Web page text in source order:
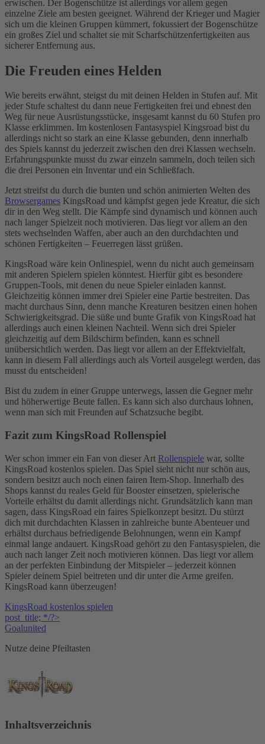
erwischen. Der Bogenschütze ist allerdings vor allem gegen
einzelne Ziele am besten geeignet. Während der Krieger und Magier
sich um die kleinen Gruppen kümmert, fokussiert der Bogenschütze
ein großes Ziel und schaltet sie mit Scharfschützenfertigkeiten aus
sicherer Entfernung aus.
Die Freuden eines Helden
Wie bereits erwähnt, steigst du mit deinen Helden in Stufen auf. Mit
jeder Stufe schaltest du dann neue Fertigkeiten frei und ebnest den
Weg für neue Ausrüstungsstücke, insgesamt kannst du 60 Stufen pro
Klasse erklimmen. Im kostenlosen Fantasyspiel Kingsroad bist du
allerdings nicht so stark an eine Klasse gebunden, denn innerhalb
des Spiels kannst du jederzeit zwischen den drei Klassen wechseln.
Erfahrungspunkte musst du zwar einzeln sammeln, doch teilen sich
die drei Personen ein Inventar und ein Schließfach.
Jetzt streifst du durch die bunten und schön animierten Welten des
Browsergames KingsRoad und kämpfst gegen jede Kreatur, die sich
dir in den Weg stellt. Die Kämpfe sind dynamisch und können auch
nach langer Spielzeit noch motivieren. Das liegt vor allem an den
stets wechselnden Waffen, aber auch an den durchdachten und
schönen Fertigkeiten – Feuerregen lässt grüßen.
KingsRoad wäre kein Onlinespiel, wenn du nicht auch gemeinsam
mit anderen Spielern spielen könntest. Hierfür gibt es besondere
Gruppen-Tools, mit denen du neue Spieler einladen kannst.
Gleichzeitig können immer drei Spieler eine Partie bestreiten. Das
macht durchaus Sinn, denn manche Kreaturen besitzen einen hohen
Schwierigkeitsgrad. Die süße und bunte Grafik von KingsRoad hat
allerdings auch einen kleinen Nachteil. Wenn sich drei Spieler
gleichzeitig auf dem Bildschirm befinden, kann es schnell
unübersichtlich werden. Das liegt vor allem an der Effektvielfalt,
kann in diesem Fall allerdings auch als Vorteil ausgelegt werden, das
musst du entscheiden!
Bist du zudem in einer Gruppe unterwegs, lassen die Gegner mehr
und höherwertige Beute fallen. Es kann sich also durchaus lohnen,
wenn man sich mit Freunden auf Schatzsuche begibt.
Fazit zum KingsRoad Rollenspiel
Wer schon immer ein Fan von dieser Art Rollenspiele war, sollte
KingsRoad kostenlos spielen. Das Spiel sieht nicht nur schön aus,
sondern besitzt auch noch einen fairen Item-Shop. Innerhalb des
Shops kannst du reales Geld für Booster einsetzen, spielerische
Vorteile erhältst du damit allerdings nicht. Grundsätzlich kann man
sagen, dass KingsRoad ein faires Spielkonzept besitzt. Du stürzt
dich mit durchdachten Klassen in zahlreiche bunte Abenteuer und
erhältst durchaus befriedigende Belohnungen, wenn ein Kampf
einmal lange andauert. KingsRoad gehört zu den Fantasyspielen, die
auch nach langer Zeit noch motivieren können. Das liegt vor allem
an der perfekten Einbindung der Mitspieler – jederzeit können
Spieler deinem Spiel beitreten und dir unter die Arme greifen.
KingsRoad kann überzeugen!
KingsRoad kostenlos spielen
post_title; */?>
Goalunited
Nutze deine Pfeiltasten
Inhaltsverzeichnis